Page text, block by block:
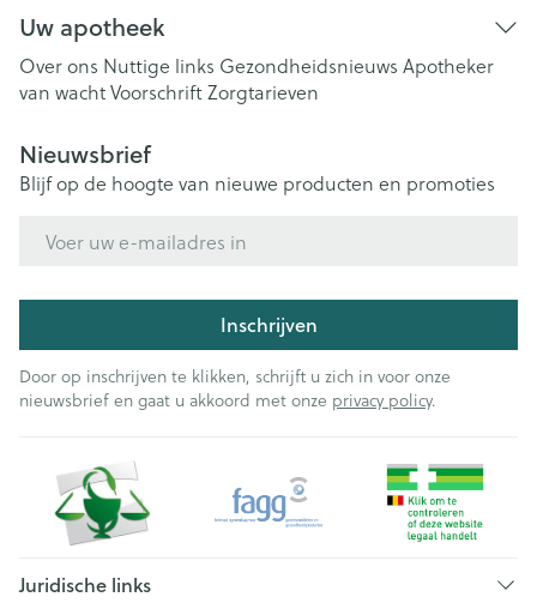
Uw apotheek
Over ons Nuttige links Gezondheidsnieuws Apotheker
van wachtVoorschriftZorgtarieven
Nieuwsbrief
Blijf op de hoogte van nieuwe producten en promoties
Inschrijven
Door op inschrijven te klikken, schrijft u zich in voor onze
nieuwsbrief en gaat u akkoord met onze privacy policy.
Juridische links